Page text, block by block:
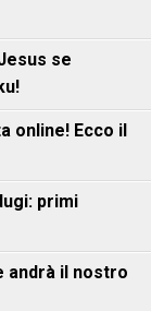
se
online! Ecco il
primi
andrà il nostro